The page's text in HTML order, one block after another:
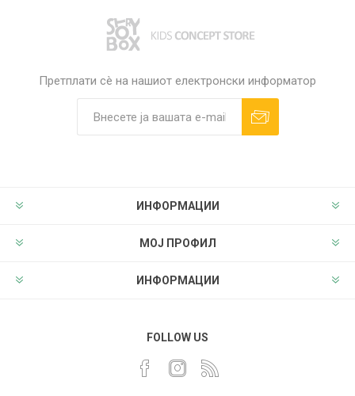
Претплати сè на нашиот електронски информатор
ИНФОРМАЦИИ
МОЈ ПРОФИЛ
ИНФОРМАЦИИ
FOLLOW US